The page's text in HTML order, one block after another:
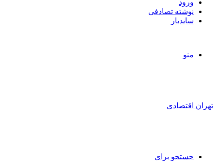
ورود
نوشته تصادفی
سایدبار
منو
تهران اقتصادی
جستجو برای